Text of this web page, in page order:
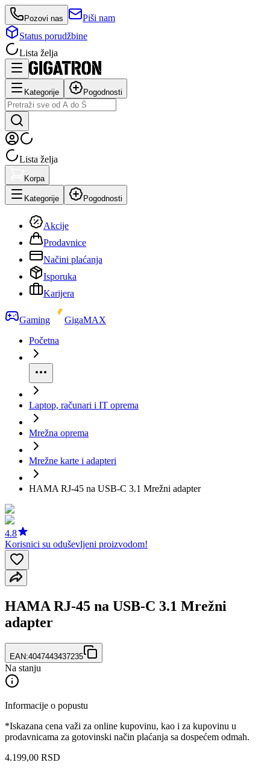
Pozovi nas
Piši nam
Status porudžbine
Lista želja
Kategorije Pogodnosti
Lista želja
Korpa
Kategorije Pogodnosti
Akcije
Prodavnice
Načini plaćanja
Isporuka
Karijera
Gaming
GigaMAX
Početna
Laptop, računari i IT oprema
Mrežna oprema
Mrežne karte i adapteri
HAMA RJ-45 na USB-C 3.1 Mrežni adapter
4.8
Korisnici su oduševljeni proizvodom!
HAMA RJ-45 na USB-C 3.1 Mrežni
adapter
EAN:4047443437235
Na stanju
Informacije o popustu
*Iskazana cena važi za online kupovinu, kao i za kupovinu u
prodavnicama za gotovinski način plaćanja sa dospećem odmah.
4.199,00 RSD